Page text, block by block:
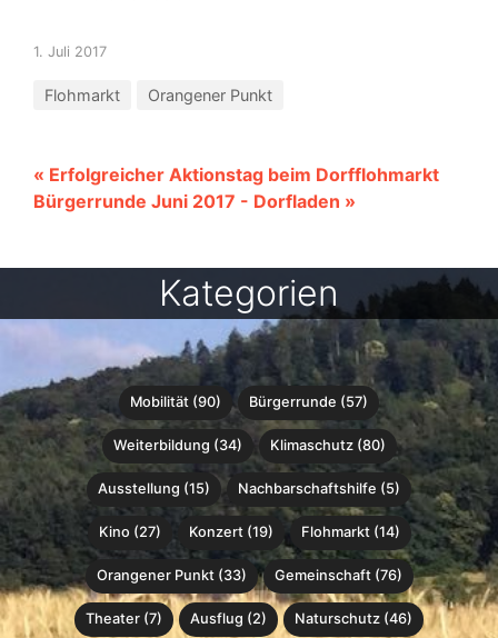
1. Juli 2017
Flohmarkt Orangener Punkt
« Erfolgreicher Aktionstag beim Dorfflohmarkt
Bürgerrunde Juni 2017 - Dorfladen »
Kategorien
Mobilität (90) Bürgerrunde (57)
Weiterbildung (34) Klimaschutz (80)
Ausstellung (15) Nachbarschaftshilfe (5)
Kino (27) Konzert (19) Flohmarkt (14)
Orangener Punkt (33) Gemeinschaft (76)
Theater (7) Ausflug (2) Naturschutz (46)